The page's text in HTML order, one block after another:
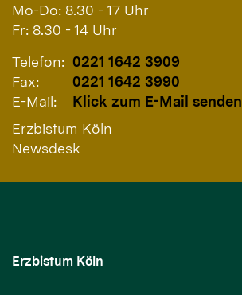
Mo-Do: 8.30 - 17 Uhr
Fr: 8.30 - 14 Uhr
Telefon: 0221 1642 3909
Fax:
0221 1642 3990
E-Mail:
Klick zum E-Mail senden
Erzbistum Köln
Newsdesk
Erzbistum Köln